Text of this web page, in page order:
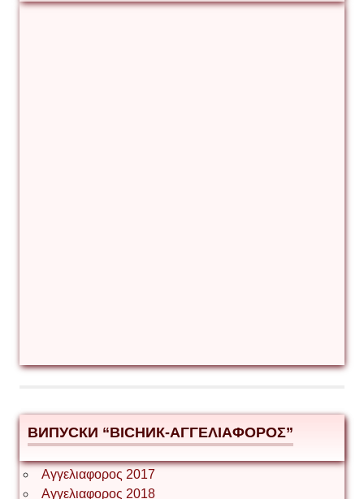
ВИПУСКИ “ВІСНИК-ΑΓΓΕΛΙΑΦΟΡΟΣ”
Αγγελιαφορος 2017
Αγγελιαφορος 2018